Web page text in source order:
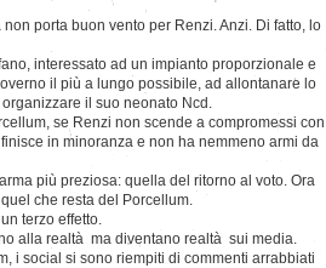
porta buon vento per Renzi. Anzi. Di fatto, lo
interessato ad un impianto proporzionale e
il più a lungo possibile, ad allontanare lo
il suo neonato Ncd.
se Renzi non scende a compromessi con
in minoranza e non ha nemmeno armi da
più preziosa: quella del ritorno al voto. Ora
che resta del Porcellum.
terzo effetto.
alla realtà ma diventano realtà sui media.
i social si sono riempiti di commenti arrabbiati